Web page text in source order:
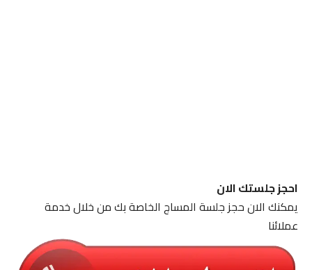
احجز جلستك الان
يمكنك الان حجز جلسة المساج الخاصة بك من خلال خدمة
عملائنا